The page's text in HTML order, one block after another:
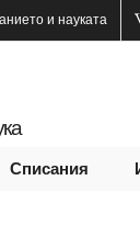
и науката
Списания